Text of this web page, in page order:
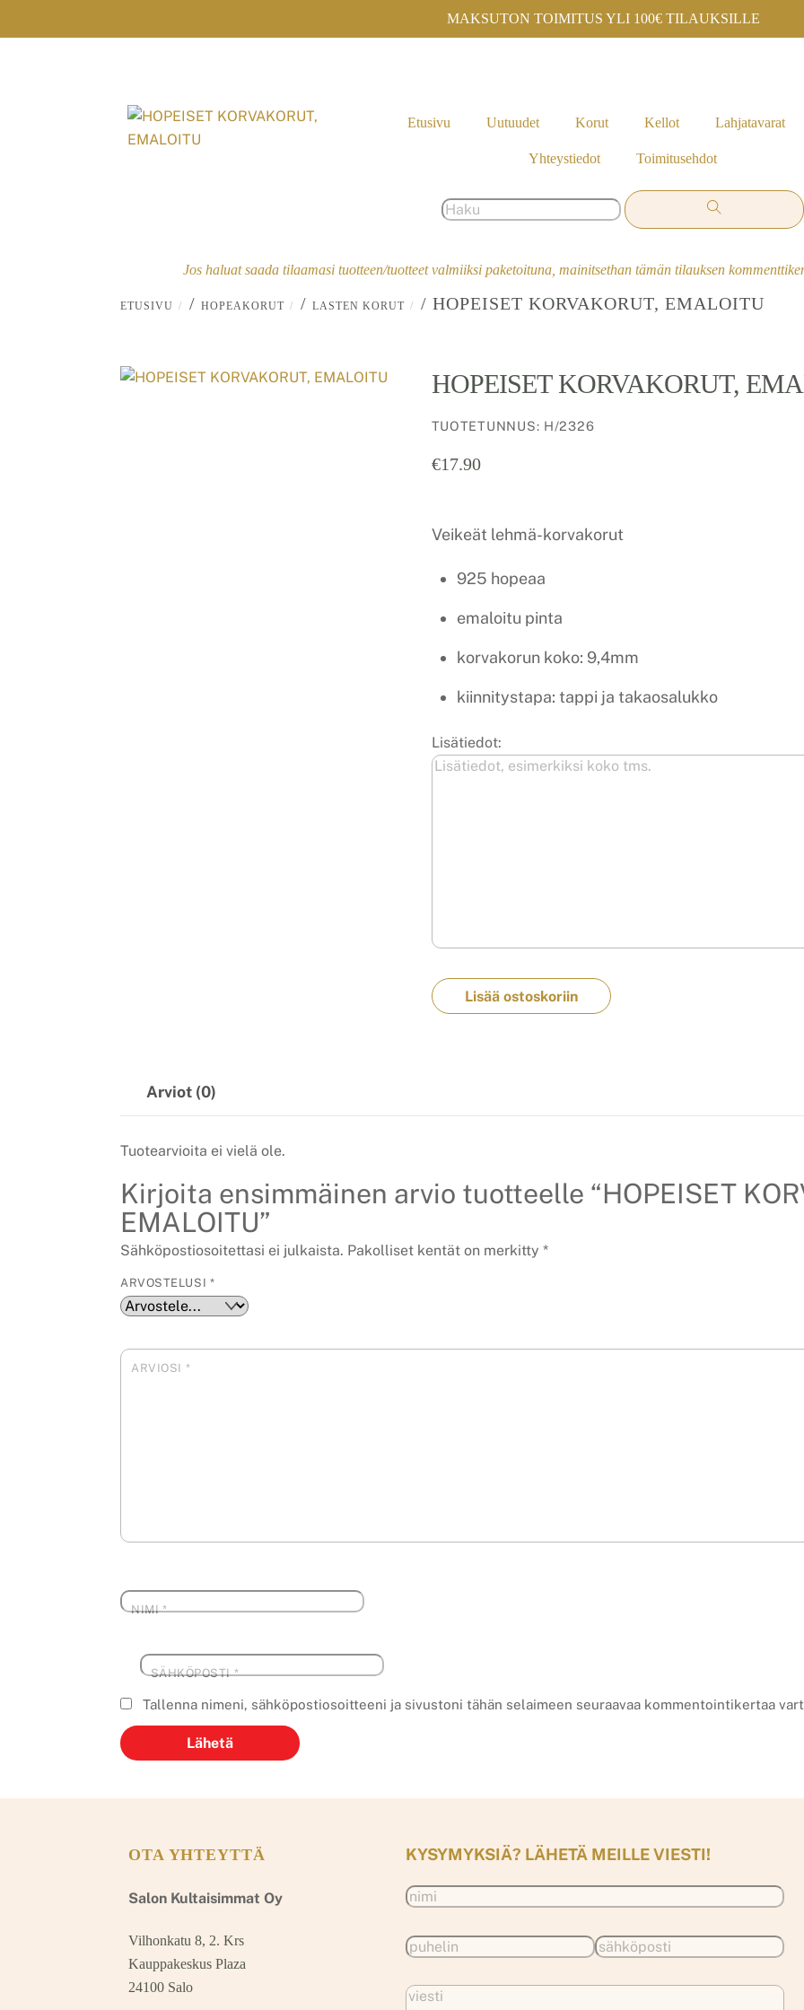
to
MAKSUTON TOIMITUS YLI 100€ TILAUKSILLE
Etusivu Uutuudet Korut Kellot Lahjatavarat
Yhteystiedot Toimitusehdot
Jos haluat saada tilaamasi tuotteen/tuotteet valmiiksi paketoituna, mainitsethan tämän tilauksen
ETUSIVU /HOPEAKORUT /LASTEN KORUT / HOPEISET KORVAKORUT, EMALOITU
HOPEISET KORVAKORUT,
TUOTETUNNUS: H/2326
€17.90
Veikeät lehmä-korvakorut
925 hopeaa
emaloitu pinta
korvakorun koko: 9,4mm
kiinnitystapa: tappi ja takaosalukko
Lisätiedot:
Lisää ostoskoriin
Arviot (0)
Tuotearvioita ei vielä ole.
Kirjoita ensimmäinen arvio tuotteelle “HOPEISET
EMALOITU”
Sähköpostiosoitettasi ei julkaista. Pakolliset kentät on merkitty*
ARVOSTELUSI *
ARVIOSI *
NIMI*
SÄHKÖPOSTI*
Tallenna nimeni, sähköpostiosoitteeni ja sivustoni tähän selaimeen seuraavaa kommentointikertaa
OTA YHTEYTTÄ
Salon Kultaisimmat Oy
Vilhonkatu 8, 2. Krs
Kauppakeskus Plaza
24100 Salo
KYSYMYKSIÄ? LÄHETÄ MEILLE VIESTI!